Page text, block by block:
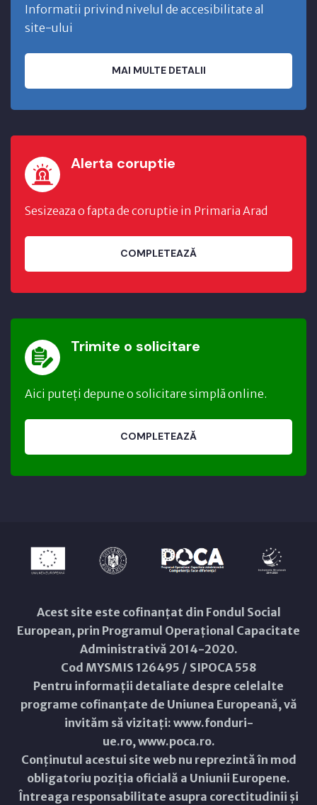
Informatii privind nivelul de accesibilitate al
site-ului
MAI MULTE DETALII
Alerta coruptie
Sesizeaza o fapta de coruptie in Primaria Arad
COMPLETEAZĂ
Trimite o solicitare
Aici puteți depune o solicitare simplă online.
COMPLETEAZĂ
Acest site este cofinanțat din Fondul Social
European, prin Programul Operațional Capacitate
Administrativă 2014-2020.
Cod MYSMIS 126495 / SIPOCA 558
Pentru informații detaliate despre celelalte
programe cofinanțate de Uniunea Europeană, vă
invităm să vizitați: www.fonduri-
ue.ro,www.poca.ro.
Conținutul acestui site web nu reprezintă în mod
obligatoriu poziția oficială a Uniunii Europene.
Întreaga responsabilitate asupra corectitudinii și